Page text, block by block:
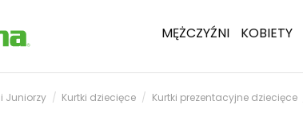
MĘŻCZYŹNI KOBIETY
Juniorzy Kurtki dziecięce Kurtki prezentacyjne dziecięce